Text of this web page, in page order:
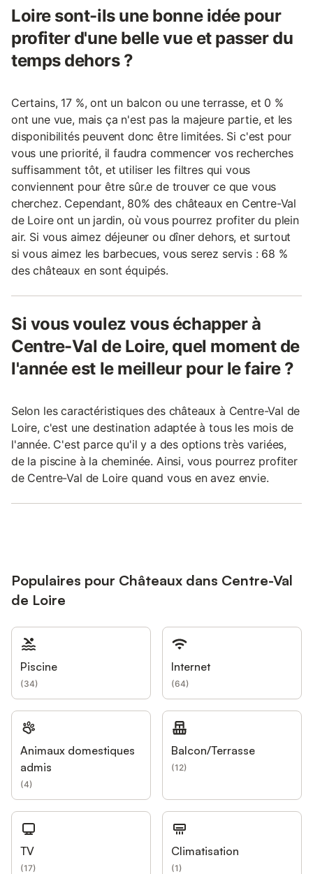
Loire sont-ils une bonne idée pour
profiter d'une belle vue et passer du
temps dehors ?
Certains, 17 %, ont un balcon ou une terrasse, et 0 %
ont une vue, mais ça n'est pas la majeure partie, et les
disponibilités peuvent donc être limitées. Si c'est pour
vous une priorité, il faudra commencer vos recherches
suffisamment tôt, et utiliser les filtres qui vous
conviennent pour être sûr.e de trouver ce que vous
cherchez. Cependant, 80% des châteaux en Centre-Val
de Loire ont un jardin, où vous pourrez profiter du plein
air. Si vous aimez déjeuner ou dîner dehors, et surtout
si vous aimez les barbecues, vous serez servis : 68 %
des châteaux en sont équipés.
Si vous voulez vous échapper à
Centre-Val de Loire, quel moment de
l'année est le meilleur pour le faire ?
Selon les caractéristiques des châteaux à Centre-Val de
Loire, c'est une destination adaptée à tous les mois de
l'année. C'est parce qu'il y a des options très variées,
de la piscine à la cheminée. Ainsi, vous pourrez profiter
de Centre-Val de Loire quand vous en avez envie.
Populaires pour Châteaux dans Centre-Val
de Loire
Piscine
(34)
Internet
(64)
Animaux domestiques
admis
(4)
Balcon/Terrasse
(12)
TV
(17)
Climatisation
(1)